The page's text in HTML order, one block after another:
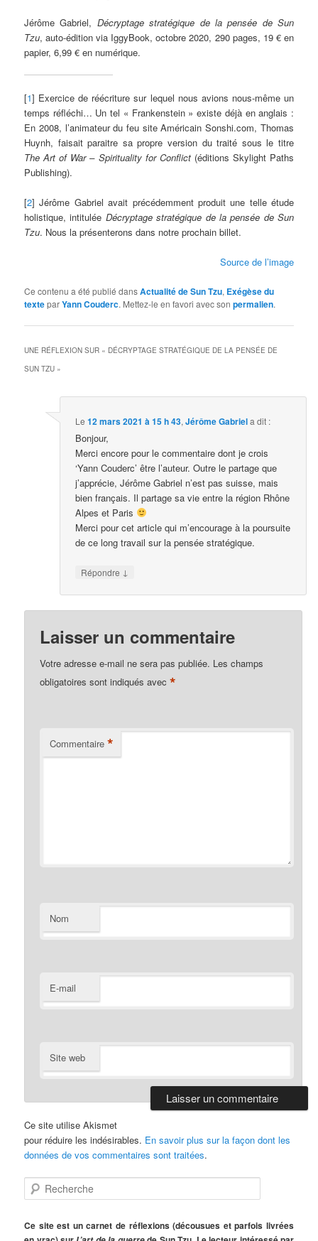
Jérôme Gabriel, Décryptage stratégique de la pensée de Sun
Tzu, auto-édition via IggyBook, octobre 2020, 290 pages, 19 € en
papier, 6,99 € en numérique.
[1] Exercice de réécriture sur lequel nous avions nous-même un
temps réfléchi… Un tel « Frankenstein » existe déjà en anglais :
En 2008, l’animateur du feu site Américain Sonshi.com, Thomas
Huynh, faisait paraitre sa propre version du traité sous le titre
The Art of War – Spirituality for Conflict(éditions Skylight Paths
Publishing).
[2] Jérôme Gabriel avait précédemment produit une telle étude
holistique, intitulée Décryptage stratégique de la pensée de Sun
Tzu. Nous la présenterons dans notre prochain billet.
Source de l’image
Ce contenu a été publié dansActualité de Sun Tzu, Exégèse du
texteparYann Couderc. Mettez-le en favori avec sonpermalien.
UNE RÉFLEXION SUR « DÉCRYPTAGE STRATÉGIQUE DE LA PENSÉE DE
SUN TZU »
Le12 mars 2021 à 15 h 43,Jérôme Gabriela dit :
Bonjour,
Merci encore pour le commentaire dont je crois
‘Yann Couderc’ être l’auteur. Outre le partage que
j’apprécie, Jérôme Gabriel n’est pas suisse, mais
bien français. Il partage sa vie entre la région Rhône
Alpes et Paris
Merci pour cet article qui m’encourage à la poursuite
de ce long travail sur la pensée stratégique.
Répondre ↓
Laisser un commentaire
Votre adresse e-mail ne sera pas publiée. Les champs
obligatoires sont indiqués avec*
Commentaire *
Nom
E-mail
Site web
Ce site utilise Akismet
pour réduire les indésirables. En savoir plus sur la façon dont les
données de vos commentaires sont traitées.
e
h
e
Ce site est un carnet de réflexions (décousues et parfois livrées